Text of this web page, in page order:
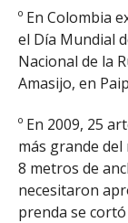
º En Colombia
el Día Mundial
Nacional de la
Amasijo, en
º En 2009, 25
más grande
8 metros de
necesitaron
prenda se